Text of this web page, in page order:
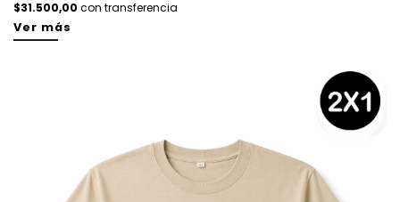
$31.500,00 con transferencia
Ver más